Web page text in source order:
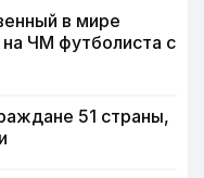
в мире
ЧМ футболиста с
51 страны,